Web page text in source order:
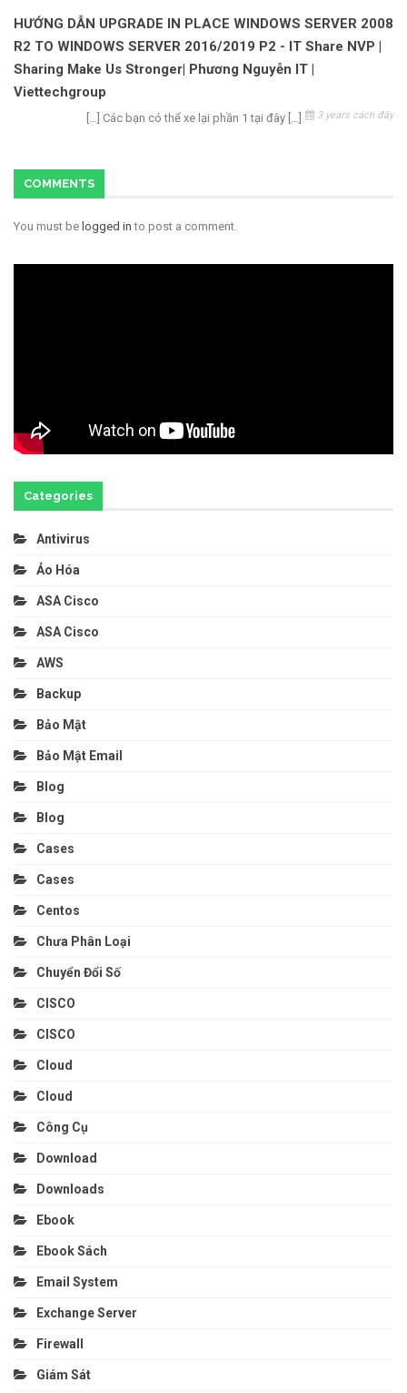
HƯỚNG DẪN UPGRADE IN PLACE WINDOWS SERVER 2008
R2 TO WINDOWS SERVER 2016/2019 P2 - IT Share NVP |
Sharing Make Us Stronger| Phương Nguyễn IT |
Viettechgroup
3 years cách đây
[…] Các bạn có thể xe lại phần 1 tại đây […]
COMMENTS
You must be logged in to post a comment.
Categories
Antivirus
Ảo Hóa
ASA Cisco
ASA Cisco
AWS
Backup
Bảo Mật
Bảo Mật Email
Blog
Blog
Cases
Cases
Centos
Chưa Phân Loại
Chuyển Đổi Số
CISCO
CISCO
Cloud
Cloud
Công Cụ
Download
Downloads
Ebook
Ebook Sách
Email System
Exchange Server
Firewall
Giám Sát